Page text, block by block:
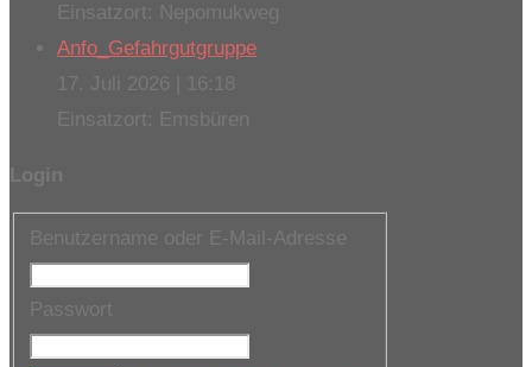
Einsatzort: Nepomukweg
Anfo_Gefahrgutgruppe
17. Juli 2026
16:18
Einsatzort: Emsbüren
Benutzername oder E-Mail-Adresse